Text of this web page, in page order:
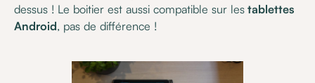
dessus ! Le boitier est aussi compatible sur les tablettes
Android, pas de différence !